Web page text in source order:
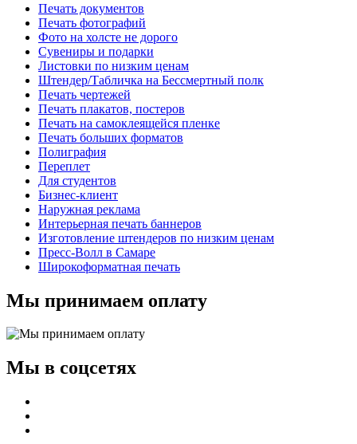
Печать документов
Печать фотографий
Фото на холсте не дорого
Сувениры и подарки
Листовки по низким ценам
Штендер/Табличка на Бессмертный полк
Печать чертежей
Печать плакатов, постеров
Печать на самоклеящейся пленке
Печать больших форматов
Полиграфия
Переплет
Для студентов
Бизнес-клиент
Наружная реклама
Интерьерная печать баннеров
Изготовление штендеров по низким ценам
Пресс-Волл в Самаре
Широкоформатная печать
Мы принимаем оплату
Мы в соцсетях